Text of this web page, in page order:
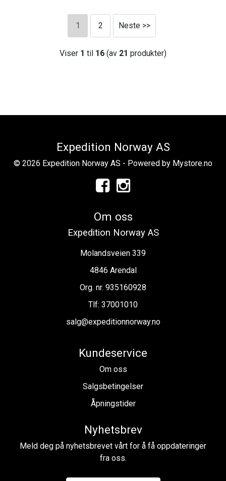
1 2 Neste >>
Viser 1 til 16 (av 21 produkter)
Expedition Norway AS
© 2026 Expedition Norway AS - Powered by Mystore.no
Om oss
Expedition Norway AS
Molandsveien 339
4846 Arendal
Org. nr. 935160928
Tlf: 37001010
salg@expeditionnorway.no
Kundeservice
Om oss
Salgsbetingelser
Åpningstider
Nyhetsbrev
Meld deg på nyhetsbrevet vårt for å få oppdateringer
fra oss.